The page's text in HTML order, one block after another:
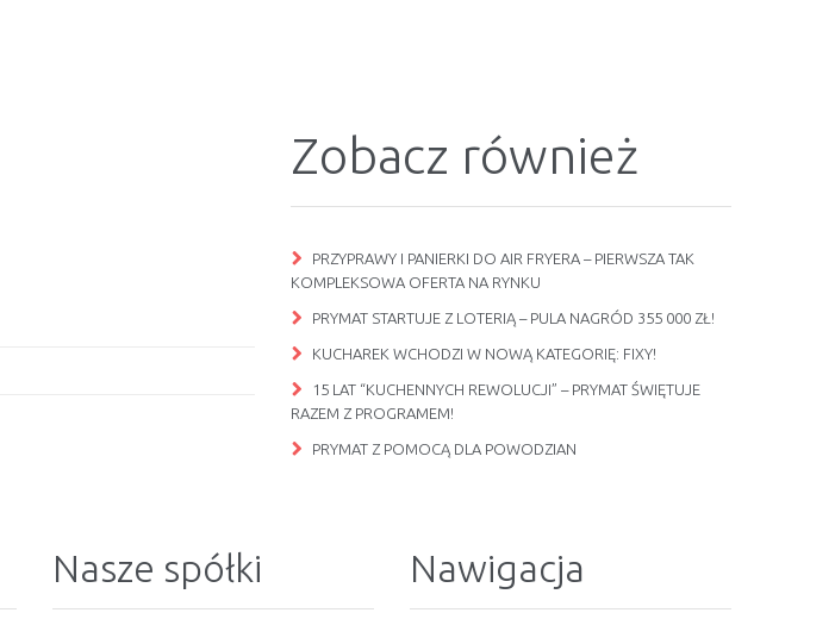
Zobacz również
PRZYPRAWY I PANIERKI DO AIR FRYERA – PIERWSZA TAK
KOMPLEKSOWA OFERTA NA RYNKU
PRYMAT STARTUJE Z LOTERIĄ – PULA NAGRÓD 355 000 ZŁ!
KUCHAREK WCHODZI W NOWĄ KATEGORIĘ: FIXY!
15 LAT “KUCHENNYCH REWOLUCJI” – PRYMAT ŚWIĘTUJE
RAZEM Z PROGRAMEM!
PRYMAT Z POMOCĄ DLA POWODZIAN
Nasze spółki Nawigacja